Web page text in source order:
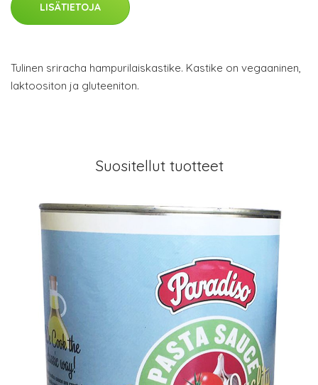
LISÄTIETOJA
Tulinen sriracha hampurilaiskastike. Kastike on vegaaninen,
laktoositon ja gluteeniton.
Suositellut tuotteet